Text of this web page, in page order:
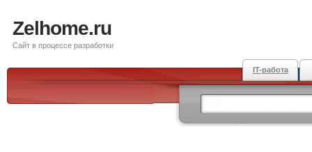
Zelhome.ru
Сайт в процессе разработки
IT-работа